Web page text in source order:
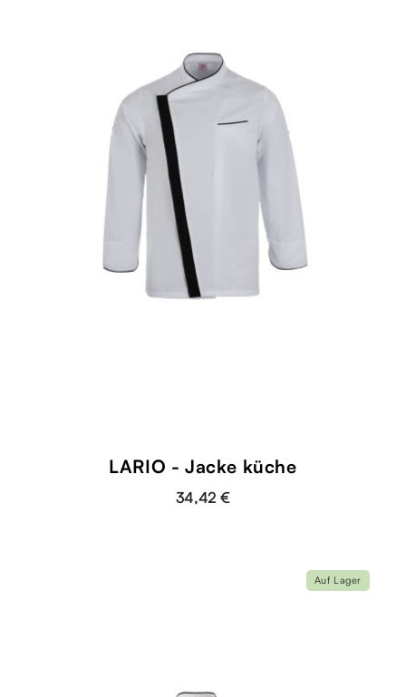
LARIO - Jacke küche
34,42 €
Auf Lager